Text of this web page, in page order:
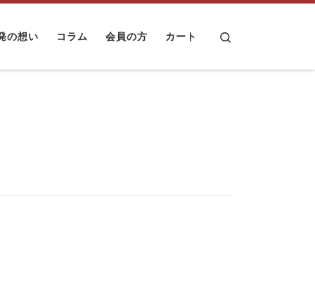
の想い コラム 会員の方 カート